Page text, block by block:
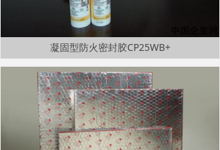
凝固型防火密封胶CP25WB+